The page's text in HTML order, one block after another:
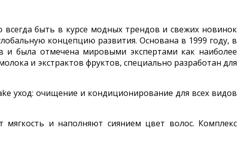
быть в курсе модных трендов и свежих новинок
концепцию развития. Основана в 1999 году, в
и была отмечена мировыми экспертами как наиболее
и экстрактов фруктов, специально разработан для
уход: очищение и кондиционирование для всех видов
и наполняют сиянием цвет волос. Комплекс